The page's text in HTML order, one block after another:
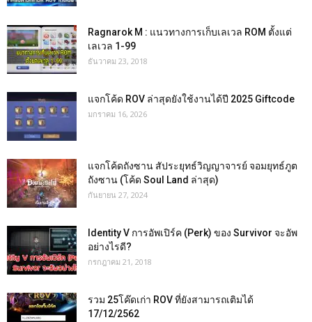
Ragnarok M : แนวทางการเก็บเลเวล ROM ตั้งแต่
เลเวล 1-99
ธันวาคม 23, 2018
แจกโค้ด ROV ล่าสุดยังใช้งานได้ปี 2025 Giftcode
มกราคม 16, 2026
แจกโค้ดถังซาน สัประยุทธ์วิญญาจารย์ จอมยุทธ์ภูต
ถังซาน (โค้ด Soul Land ล่าสุด)
กันยายน 27, 2024
Identity V การอัพเปิร์ค (Perk) ของ Survivor จะอัพ
อย่างไรดี?
กรกฎาคม 21, 2018
รวม 25โค๊ดเก่า ROV ที่ยังสามารถเติมได้
17/12/2562